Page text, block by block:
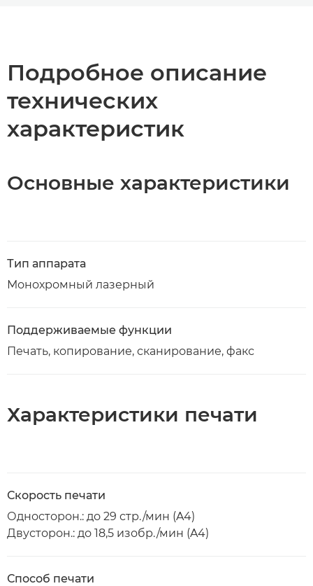
Подробное описание
технических
характеристик
Основные характеристики
Тип аппарата
Монохромный лазерный
Поддерживаемые функции
Печать, копирование, сканирование, факс
Характеристики печати
Скорость печати
Односторон.: до 29 стр./мин (A4)
Двусторон.: до 18,5 изобр./мин (A4)
Способ печати